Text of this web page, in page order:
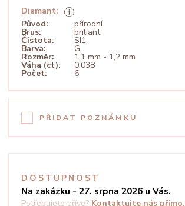
Diamant:
Původ:
přírodní
Brus: briliant
Čistota: SI1
Barva: G
Rozměr: 1,1 mm - 1,2 mm
Váha (ct): 0,038
Počet: 6
PŘIDAT POZNÁMKU
DOSTUPNOST
Na zakázku - 27. srpna 2026 u Vás.
Potřebujete dříve? Kontaktujte nás přímo.